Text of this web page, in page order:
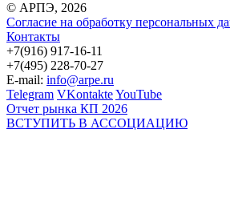
© АРПЭ, 2026
Согласие на обработку персональных
Контакты
+7(916) 917-16-11
+7(495) 228-70-27
E-mail: info@arpe.ru
Telegram VKontakteYouTube
Отчет рынка КП 2026
ВСТУПИТЬ В АССОЦИАЦИЮ